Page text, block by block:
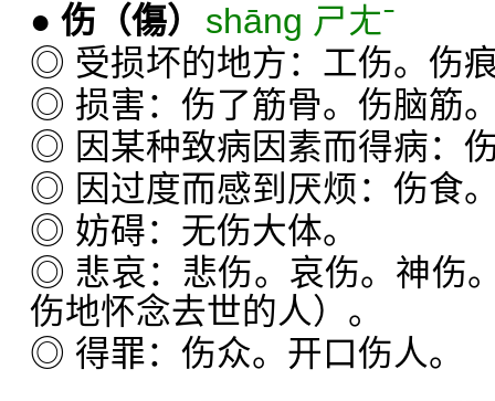
● 伤 （傷）
shāng ㄕㄤˉ
◎ 受损坏的地方：工伤。伤
◎ 损害：伤了筋骨。伤脑筋
◎ 因某种致病因素而得病：
◎ 因过度而感到厌烦：伤食
◎ 妨碍：无伤大体。
◎ 悲哀：悲伤。哀伤。神伤
伤地怀念去世的人）。
◎ 得罪：伤众。开口伤人。